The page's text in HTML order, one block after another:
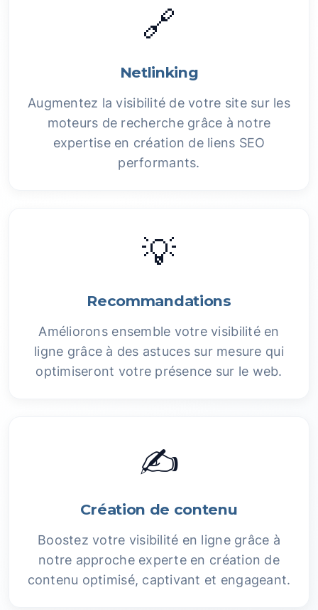
🔗
Netlinking
Augmentez la visibilité de votre site sur les
moteurs de recherche grâce à notre
expertise en création de liens SEO
performants.
💡
Recommandations
Améliorons ensemble votre visibilité en
ligne grâce à des astuces sur mesure qui
optimiseront votre présence sur le web.
✍️
Création de contenu
Boostez votre visibilité en ligne grâce à
notre approche experte en création de
contenu optimisé, captivant et engageant.